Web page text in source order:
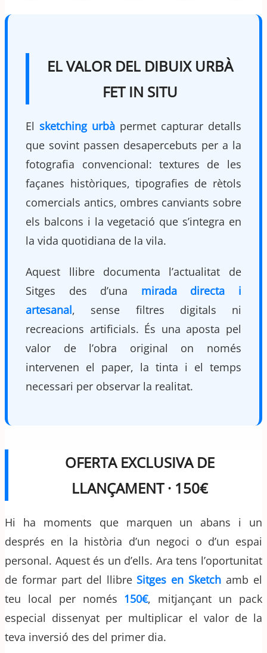
EL VALOR DEL DIBUIX URBÀ
FET IN SITU
El sketching urbà permet capturar detalls
que sovint passen desapercebuts per a la
fotografia convencional: textures de les
façanes històriques, tipografies de rètols
comercials antics, ombres canviants sobre
els balcons i la vegetació que s’integra en
la vida quotidiana de la vila.
Aquest llibre documenta l’actualitat de
Sitges des d’una mirada directa i
artesanal, sense filtres digitals ni
recreacions artificials. És una aposta pel
valor de l’obra original on només
intervenen el paper, la tinta i el temps
necessari per observar la realitat.
OFERTA EXCLUSIVA DE
LLANÇAMENT · 150€
Hi ha moments que marquen un abans i un
després en la història d’un negoci o d’un espai
personal. Aquest és un d’ells. Ara tens l’oportunitat
de formar part del llibre Sitges en Sketch amb el
teu local per només 150€, mitjançant un pack
especial dissenyat per multiplicar el valor de la
teva inversió des del primer dia.